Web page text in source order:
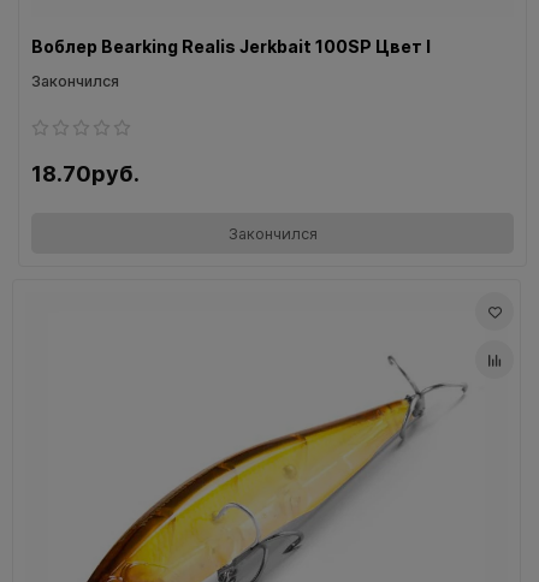
Воблер Bearking Realis Jerkbait 100SP Цвет I
Закончился
18.70руб.
Закончился